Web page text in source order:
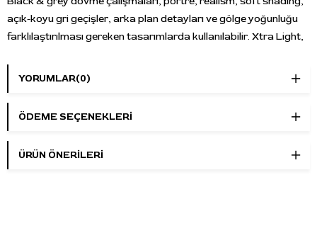
açık-koyu gri geçişler, arka plan detayları ve gölge yoğunluğu
farklılaştırılması gereken tasarımlarda kullanılabilir. Xtra Light,
gölge alanlarına kadar farklı çalışma ihtiyaçlarına uyum sağlar.
Öne Çıkan Özellikler
Marka:Empire Inks
Ürün adı:4 Stage Graywash Set
YORUMLAR(0)
ÖDEME SEÇENEKLERI
ÜRÜN ÖNERILERI